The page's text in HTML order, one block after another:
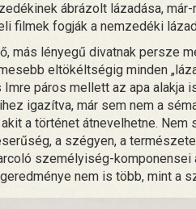
ábrázolt lázadása,
filmek fogják a nemzedéki
más lényegű divatnak persze
eltökéltségig minden
páros mellett az apa alakja
igazítva, már sem nem a
a történet átnevelhetne.
a szégyen, a
személyiség-komponensei
nem is több, mint a